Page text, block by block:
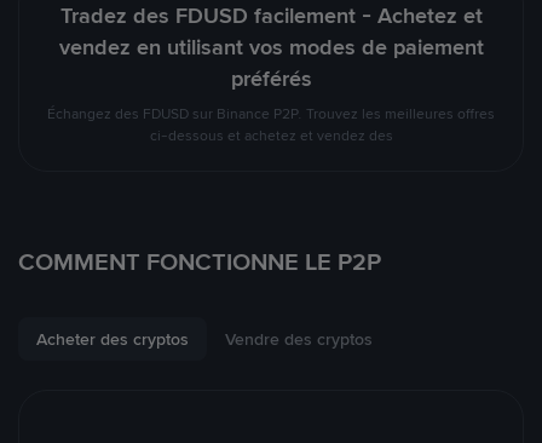
Tradez des FDUSD facilement - Achetez et
vendez en utilisant vos modes de paiement
préférés
Échangez des FDUSD sur Binance P2P. Trouvez les meilleures offres
ci-dessous et achetez et vendez des
COMMENT FONCTIONNE LE P2P
Acheter des cryptos Vendre des cryptos